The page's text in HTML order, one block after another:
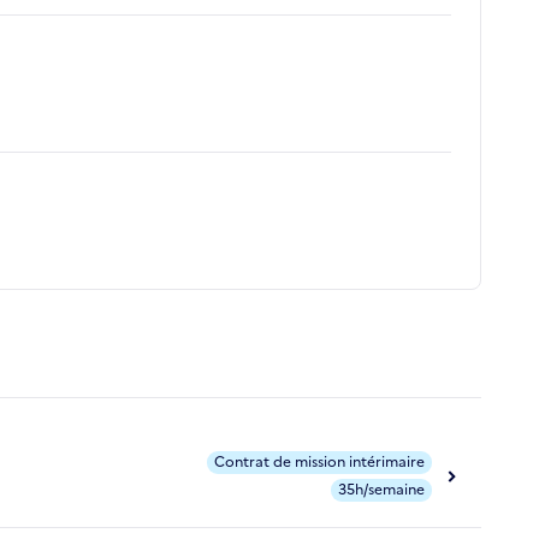
Contrat de mission intérimaire
35h/semaine